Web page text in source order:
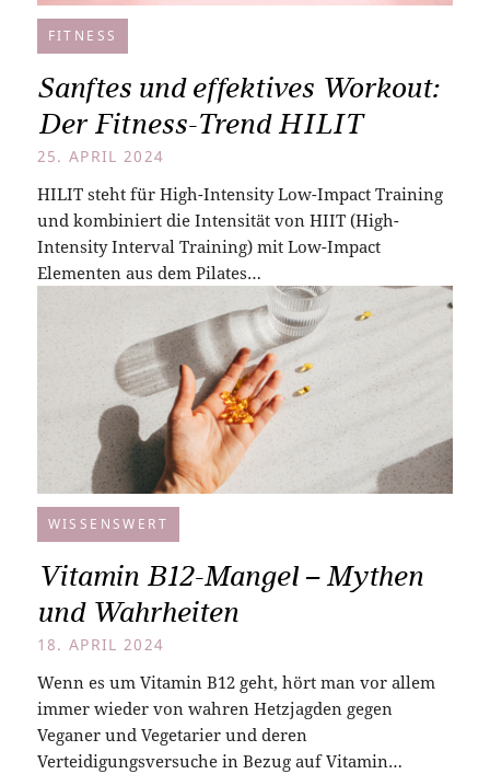
FITNESS
Sanftes und effektives Workout:
Der Fitness-Trend HILIT
25. APRIL 2024
HILIT steht für High-Intensity Low-Impact Training
und kombiniert die Intensität von HIIT (High-
Intensity Interval Training) mit Low-Impact
Elementen aus dem Pilates…
WISSENSWERT
Vitamin B12-Mangel – Mythen
und Wahrheiten
18. APRIL 2024
Wenn es um Vitamin B12 geht, hört man vor allem
immer wieder von wahren Hetzjagden gegen
Veganer und Vegetarier und deren
Verteidigungsversuche in Bezug auf Vitamin…